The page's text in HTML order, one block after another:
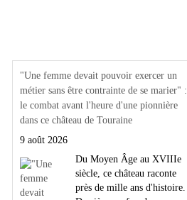
"Une femme devait pouvoir exercer un
métier sans être contrainte de se marier" :
le combat avant l'heure d'une pionnière
dans ce château de Touraine
9 août 2026
Du Moyen Âge au XVIIIe
siècle, ce château raconte
près de mille ans d'histoire.